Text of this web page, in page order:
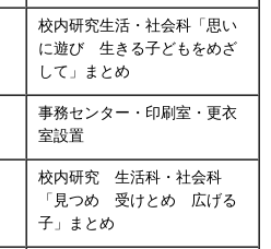
校内研究生活・社会科「思い
に遊び 生きる子どもをめざ
して」まとめ
事務センター・印刷室・更衣
室設置
校内研究 生活科・社会科
「見つめ 受けとめ 広げる
子」まとめ